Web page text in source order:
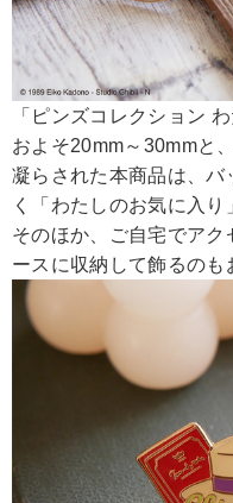
「ピンズコレクション
およそ20mm～30mmと
凝らされた本商品は、バ
く「わたしのお気に入り
そのほか、ご自宅でア
ースに収納して飾るのも